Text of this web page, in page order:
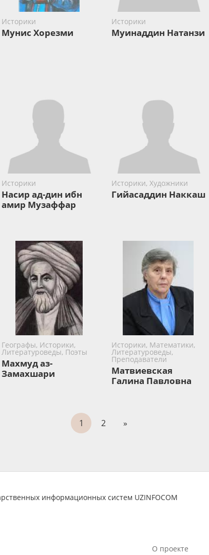
Историки
Мунис Хорезми
Историки
Муинаддин Натанзи
Историки
Насир ад-дин ибн
амир Музаффар
Историки, Художники
Гийасаддин Наккаш
Географы, Историки,
Литературоведы, Поэты
Махмуд аз-
Замахшари
Историки, Математики,
Литературоведы,
Преподаватели
Матвиевская
Галина Павловна
1 2 »
информационных систем UZINFOCOM
О проекте